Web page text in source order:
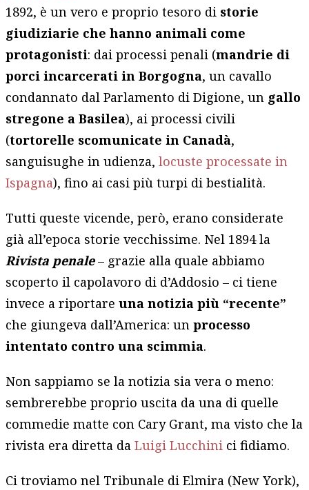
1892, è un vero e proprio tesoro di storie
giudiziarie che hanno animali come
protagonisti: dai processi penali (mandrie di
porci incarcerati in Borgogna, un cavallo
condannato dal Parlamento di Digione, un gallo
stregone a Basilea), ai processi civili
(tortorelle scomunicate in Canadà,
sanguisughe in udienza,locuste processate in
Ispagna), fino ai casi più turpi di bestialità.
Tutti queste vicende, però, erano considerate
già all’epoca storie vecchissime. Nel 1894 la
Rivista penale– grazie alla quale abbiamo
scoperto il capolavoro di d’Addosio – ci tiene
invece a riportareuna notizia più “recente”
che giungeva dall’America: unprocesso
intentato contro una scimmia.
Non sappiamo se la notizia sia vera o meno:
sembrerebbe proprio uscita da una di quelle
commedie matte con Cary Grant, ma visto che la
rivista era diretta daLuigi Lucchini ci fidiamo.
Ci troviamo nel Tribunale di Elmira (New York),